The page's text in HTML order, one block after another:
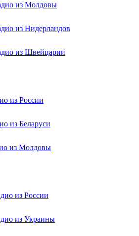
из Молдовы
из Нидерландов
из Швейцарии
из России
из Беларуси
из Молдовы
из России
из Украины